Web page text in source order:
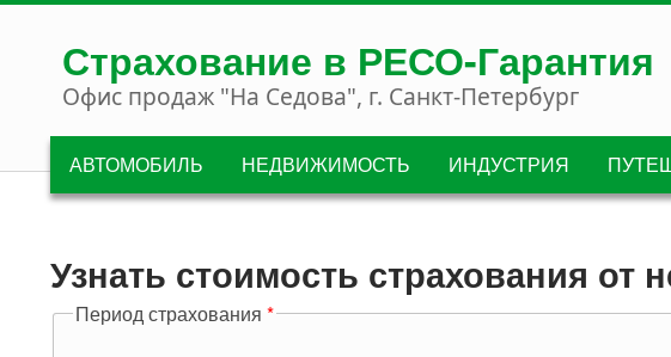
Перейти к основному содержанию
Страхование в РЕСО-Гарантия
Офис продаж "На Седова", г. Санкт-Петербург
АВТОМОБИЛЬ НЕДВИЖИМОСТЬ ИНДУСТРИЯ
Узнать стоимость страхования от
Период страхования *